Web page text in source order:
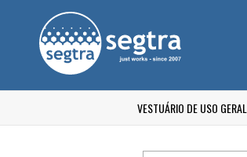
VESTUÁRIO DE USO GERAL